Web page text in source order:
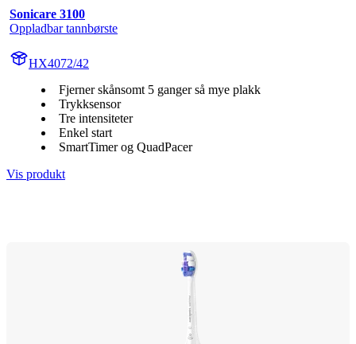
Sonicare 3100
Oppladbar tannbørste
HX4072/42
Fjerner skånsomt 5 ganger så mye plakk
Trykksensor
Tre intensiteter
Enkel start
SmartTimer og QuadPacer
Vis produkt